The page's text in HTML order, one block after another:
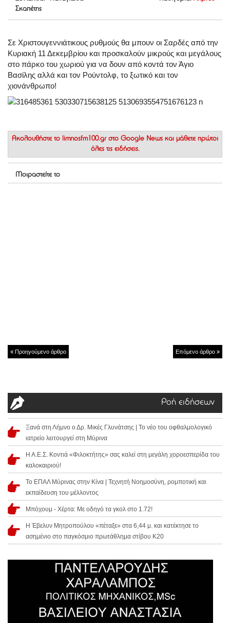
Σκαπέτης
Σε Χριστουγεννιάτικους ρυθμούς θα μπουν οι Σαρδές από την
Κυριακή 11 Δεκεμβρίου και προσκαλούν μικρούς και μεγάλους
στο πάρκο του χωριού για να δουν από κοντά τον Άγιο
Βασίλης αλλά και τον Ρούντολφ, το ξωτικό και τον
χιονάνθρωπο!
Ακολουθήστε το limnosfm100.gr στο Google News και μάθετε πρώτοι
όλες τις ειδήσεις.
Μοιραστείτε το
Προηγούμενο άρθρο Επόμενο άρθρο
Ροή ειδήσεων
Ξανά στη Λήμνο ο Δρ. Μικές Γλυνάτσης | Το νέο του οφθαλμολογικό
ιατρείο λειτουργεί στη Μύρινα
Η Α.Ε.Σ. Κοντιά «Φιλοκτήτης» σας καλεί στη μεγάλη χοροεσπερίδα του
καλοκαιριού!
Το ΕΠΑΛ Μύρινας στην Κίνα | Τεχνητή Νοημοσύνη, ρομποτική και
εκπαίδευση του μέλλοντος
Μπόχουμ - Χέρτα: Με οδηγό τα γκολ στο 1.72!
Η Έβελυν Μητροπούλου «πέταξε» στα 6,44 μ. και κατέκτησε το
ασημένιο στο παγκόσμιο πρωτάθλημα στίβου Κ20